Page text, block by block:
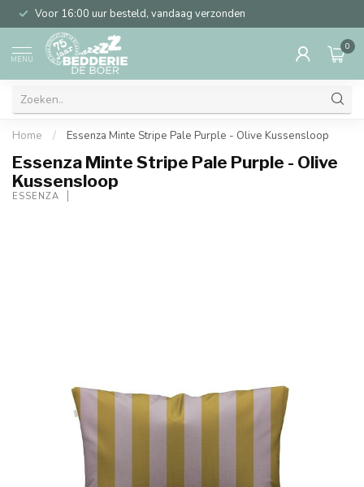
Voor 16:00 uur besteld, vandaag verzonden
MENU
0
Home / Essenza Minte Stripe Pale Purple - Olive Kussensloop
Essenza Minte Stripe Pale Purple - Olive
Kussensloop
ESSENZA